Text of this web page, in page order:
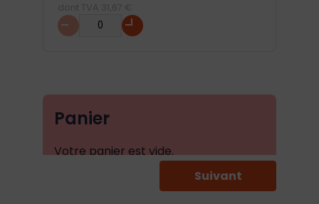
dont TVA 31,67 €
Panier
Votre panier est vide.
Suivant